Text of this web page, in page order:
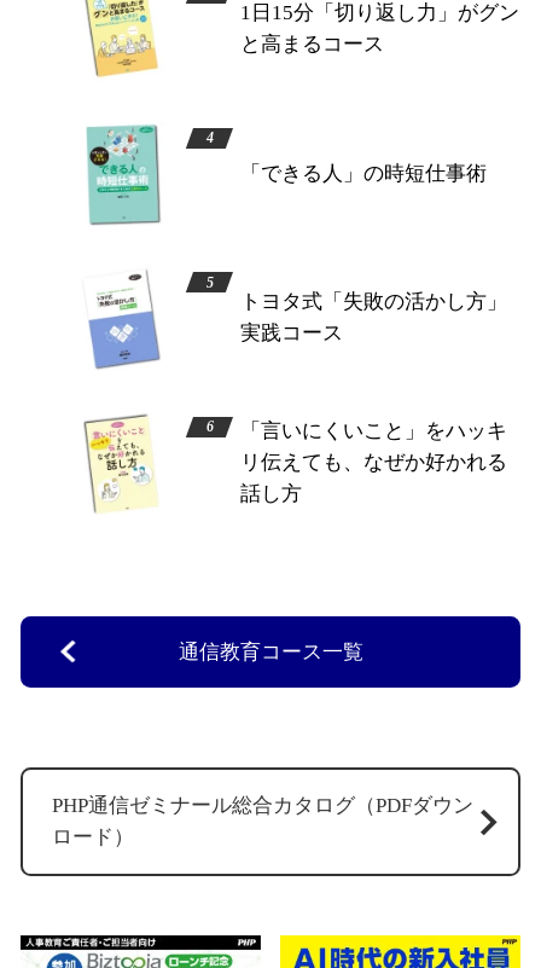
1日15分「切り返し力」がグン
と高まるコース
「できる人」の時短仕事術
トヨタ式「失敗の活かし方」
実践コース
「言いにくいこと」をハッキ
リ伝えても、なぜか好かれる
話し方
通信教育コース一覧
PHP通信ゼミナール総合カタログ（PDFダウン
ロード）